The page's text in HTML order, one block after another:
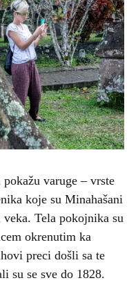
varuge – vrste
koje su Minahašani
Tela pokojnika su
okrenutim ka
preci došli sa te
su se sve do 1828.